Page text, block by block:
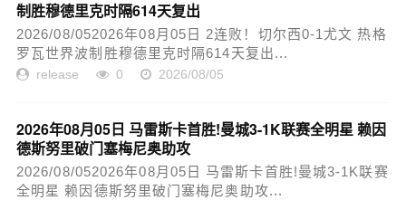
制胜穆德里克时隔614天复出
2026/08/052026年08月05日 2连败！切尔西0-1尤文 热格
罗瓦世界波制胜穆德里克时隔614天复出...
release 0 2026/08/05
2026年08月05日 马雷斯卡首胜!曼城3-1K联赛全明星 赖因
德斯努里破门塞梅尼奥助攻
2026/08/052026年08月05日 马雷斯卡首胜!曼城3-1K联赛
全明星 赖因德斯努里破门塞梅尼奥助攻...